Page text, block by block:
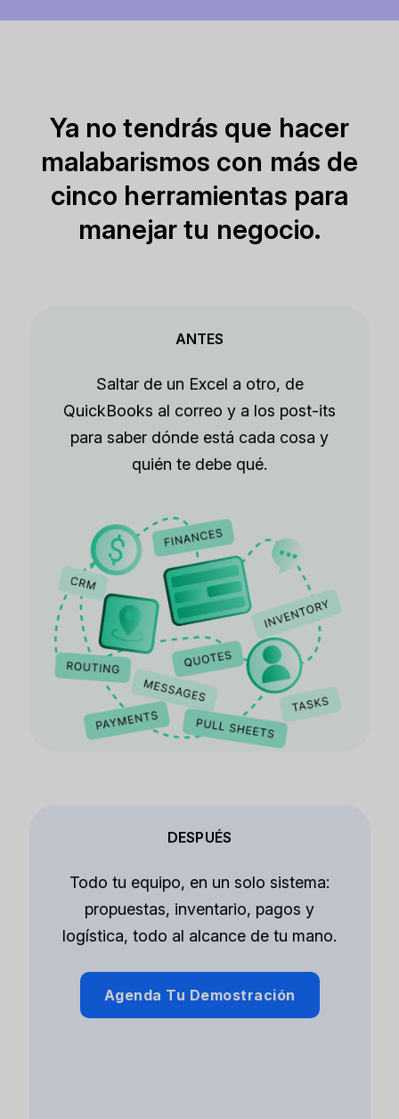
Ya no tendrás que hacer
malabarismos con más de
cinco herramientas para
manejar tu negocio.
ANTES
Saltar de un Excel a otro, de
QuickBooks al correo y a los post-its
para saber dónde está cada cosa y
quién te debe qué.
DESPUÉS
Todo tu equipo, en un solo sistema:
propuestas, inventario, pagos y
logística, todo al alcance de tu mano.
Agenda Tu Demostración